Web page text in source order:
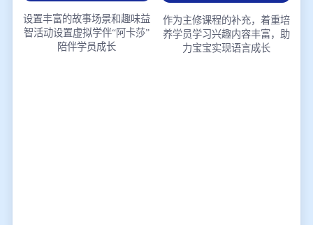
设置丰富的故事场景和趣味益
智活动设置虚拟学伴“阿卡莎”
陪伴学员成长
作为主修课程的补充，着重培
养学员学习兴趣内容丰富，助
力宝宝实现语言成长